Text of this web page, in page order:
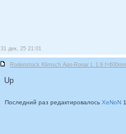
31 дек, 25 21:01
Rodenstock Klimsch Apo-Ronar L 1:9
Up
Последний раз редактировалось XeNoN